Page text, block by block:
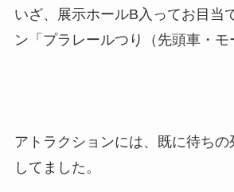
いざ、展示ホールB入ってお目当
ン「プラレールつり（先頭車・モ
アトラクションには、既に待ちの
してました。